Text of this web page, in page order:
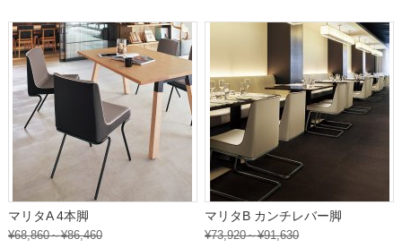
マリタA 4本脚
¥68,860～¥86,460
マリタB カンチレバー脚
¥73,920～¥91,630